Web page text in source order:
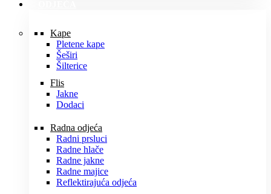
Kape
Pletene kape
Šeširi
Šilterice
Flis
Jakne
Dodaci
Radna odjeća
Radni prsluci
Radne hlače
Radne jakne
Radne majice
Reflektirajuća odjeća